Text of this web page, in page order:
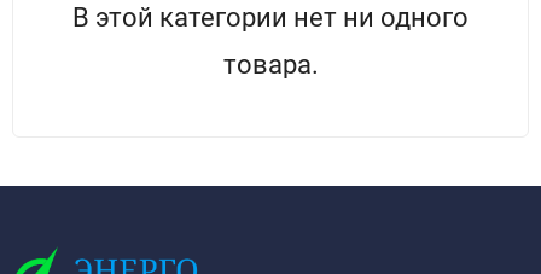
В этой категории нет ни одного
товара.